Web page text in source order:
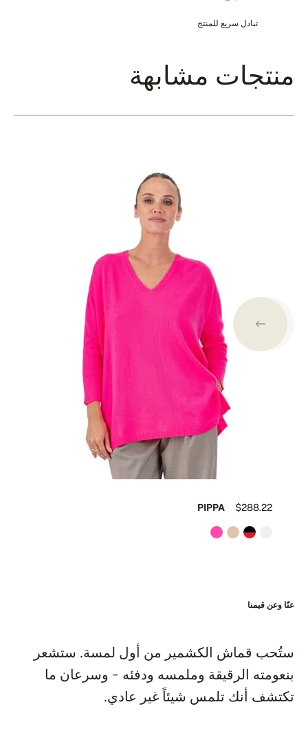
تبادل سريع للمنتج
منتجات مشابهة
$288.22
PIPPA
عنّا وعن قيمنا
ستُحب قماش الكشمير من أول لمسة. ستشعر
بنعومته الرقيقة وملمسه ودفئه - وسرعان ما
تكتشف أنك تلمس شيئاً غير عادي.